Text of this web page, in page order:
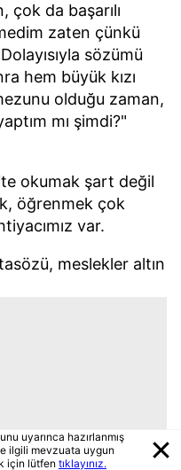
çok da başarılı
zaten çünkü
sözümü
hem büyük kızı
olduğu zaman,
mı şimdi?"
okumak şart değil
öğrenmek çok
var.
meslekler altın
uyarınca hazırlanmış
ilgili mevzuata uygun
için lütfen tıklayınız.